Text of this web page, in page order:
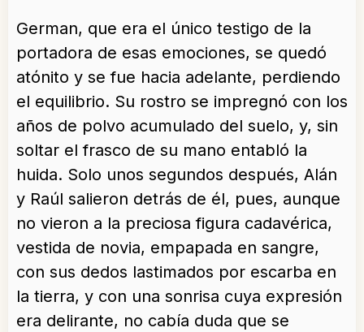
German, que era el único testigo de la
portadora de esas emociones, se quedó
atónito y se fue hacia adelante, perdiendo
el equilibrio. Su rostro se impregnó con los
años de polvo acumulado del suelo, y, sin
soltar el frasco de su mano entabló la
huida. Solo unos segundos después, Alán
y Raúl salieron detrás de él, pues, aunque
no vieron a la preciosa figura cadavérica,
vestida de novia, empapada en sangre,
con sus dedos lastimados por escarba en
la tierra, y con una sonrisa cuya expresión
era delirante, no cabía duda que se